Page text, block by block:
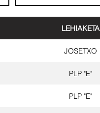
LEHIAKETA
JOSETXO
PLP "E"
PLP "E"